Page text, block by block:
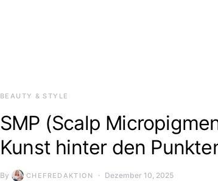
BEAUTY & STYLE
SMP (Scalp
Kunst hinter den
By CHEFREDAKTION Dezember 10, 2025